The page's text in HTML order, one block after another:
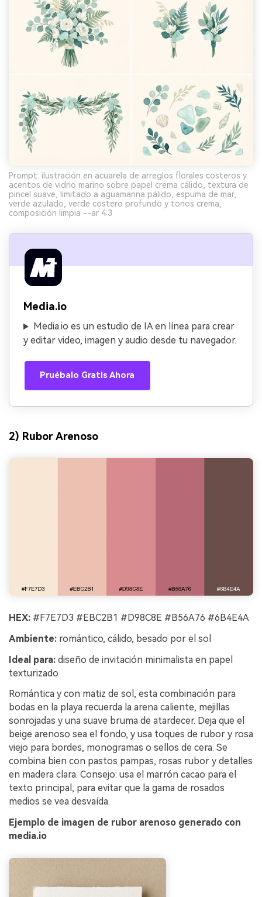
Prompt: ilustración en acuarela de arreglos florales costeros y
acentos de vidrio marino sobre papel crema cálido, textura de
pincel suave, limitado a aguamarina pálido, espuma de mar,
verde azulado, verde costero profundo y tonos crema,
composición limpia --ar 4:3
Media.io
Media.io es un estudio de IA en línea para crear
y editar video, imagen y audio desde tu navegador.
Pruébalo Gratis Ahora
2) Rubor Arenoso
HEX: #F7E7D3 #EBC2B1 #D98C8E #B56A76 #6B4E4A
Ambiente: romántico, cálido, besado por el sol
Ideal para: diseño de invitación minimalista en papel
texturizado
Romántica y con matiz de sol, esta combinación para
bodas en la playa recuerda la arena caliente, mejillas
sonrojadas y una suave bruma de atardecer. Deja que el
beige arenoso sea el fondo, y usa toques de rubor y rosa
viejo para bordes, monogramas o sellos de cera. Se
combina bien con pastos pampas, rosas rubor y detalles
en madera clara. Consejo: usa el marrón cacao para el
texto principal, para evitar que la gama de rosados
medios se vea desvaída.
Ejemplo de imagen de rubor arenoso generado con
media.io